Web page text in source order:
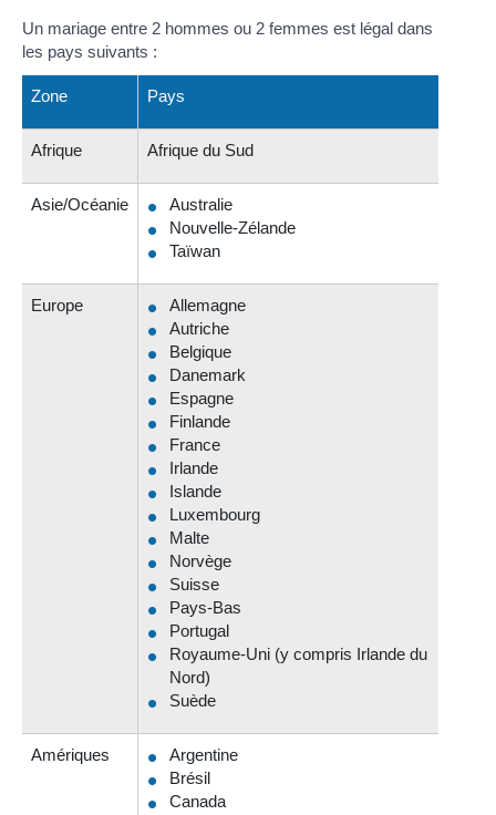
Un mariage entre 2 hommes ou 2 femmes est légal dans
les pays suivants :
Zone Pays
Afrique Afrique du Sud
Asie/Océanie
Australie
Nouvelle-Zélande
Taïwan
Europe
Allemagne
Autriche
Belgique
Danemark
Espagne
Finlande
France
Irlande
Islande
Luxembourg
Malte
Norvège
Suisse
Pays-Bas
Portugal
Royaume-Uni (y compris Irlande du
Nord)
Suède
Amériques
Argentine
Brésil
Canada